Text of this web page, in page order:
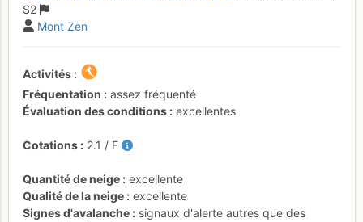
S2
Mont Zen
Activités
Fréquentation
assez fréquenté
Évaluation des conditions
excellentes
Cotations 2.1 / F
Quantité de neige
excellente
Qualité de la neige
excellente
Signes d'avalanche
signaux d'alerte autres que des